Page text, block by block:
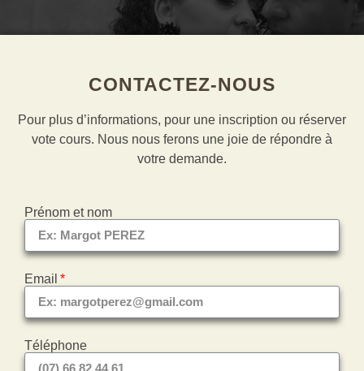
CONTACTEZ-NOUS
Pour plus d’informations, pour une inscription ou réserver
vote cours. Nous nous ferons une joie de répondre à
votre demande.
Prénom et nom
Email
Téléphone